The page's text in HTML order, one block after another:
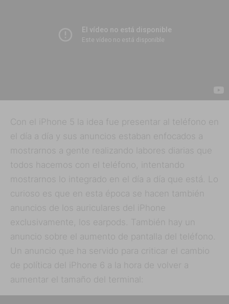
Con el iPhone 5 la idea fue presentar al teléfono en
el día a día y sus anuncios estaban enfocados a
mostrarnos a gente realizando labores diarias que
todos hacemos con el teléfono, intentando
mostrarnos lo integrado en el día a día que está. Lo
curioso es que en esta época se hacen también
anuncios de los auriculares del iPhone
exclusivamente, los earpods. También hay un
anuncio sobre el aumento de pantalla del teléfono.
Un anuncio que ha servido para criticar el cambio
de política del iPhone 6 a la hora de volver a
aumentar el tamaño del terminal: